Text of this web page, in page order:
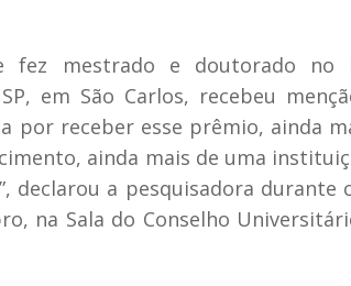
fez mestrado e doutorado no
em São Carlos, recebeu
por receber esse prêmio, ainda
ainda mais de uma
declarou a pesquisadora durante
na Sala do Conselho